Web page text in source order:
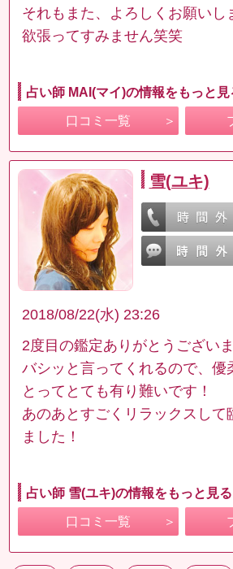
それもまた、よろしくお願いし
欲張ってすみません笑笑
占い師 MAI(マイ)の情報をもっと見
口コミ一覧
雪(ユキ)
2018/08/22(水) 23:26
2度目の鑑定ありがとうござい
バシッと言ってくれるので、優
とってとても有り難いです！
あのあとすごくリラックスして
ました！
占い師 雪(ユキ)の情報をもっと見る
口コミ一覧